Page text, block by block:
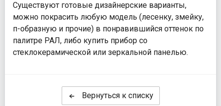
Существуют готовые дизайнерские варианты,
можно покрасить любую модель (лесенку, змейку,
п-образную и прочие) в понравившийся оттенок по
палитре РАЛ, либо купить прибор со
стеклокерамической или зеркальной панелью.
Вернуться к списку